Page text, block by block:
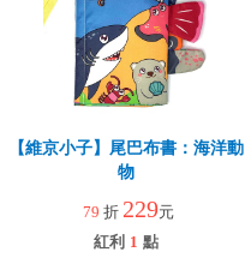
【維京小子】尾巴布書：海洋動
物
79 折 229元
紅利 1 點